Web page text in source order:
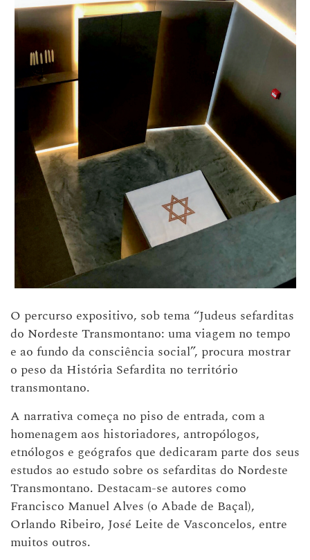
O percurso expositivo, sob tema “Judeus sefarditas
do Nordeste Transmontano: uma viagem no tempo
e ao fundo da consciência social”, procura mostrar
o peso da História Sefardita no território
transmontano.
A narrativa começa no piso de entrada, com a
homenagem aos historiadores, antropólogos,
etnólogos e geógrafos que dedicaram parte dos seus
estudos ao estudo sobre os sefarditas do Nordeste
Transmontano. Destacam-se autores como
Francisco Manuel Alves (o Abade de Baçal),
Orlando Ribeiro, José Leite de Vasconcelos, entre
muitos outros.